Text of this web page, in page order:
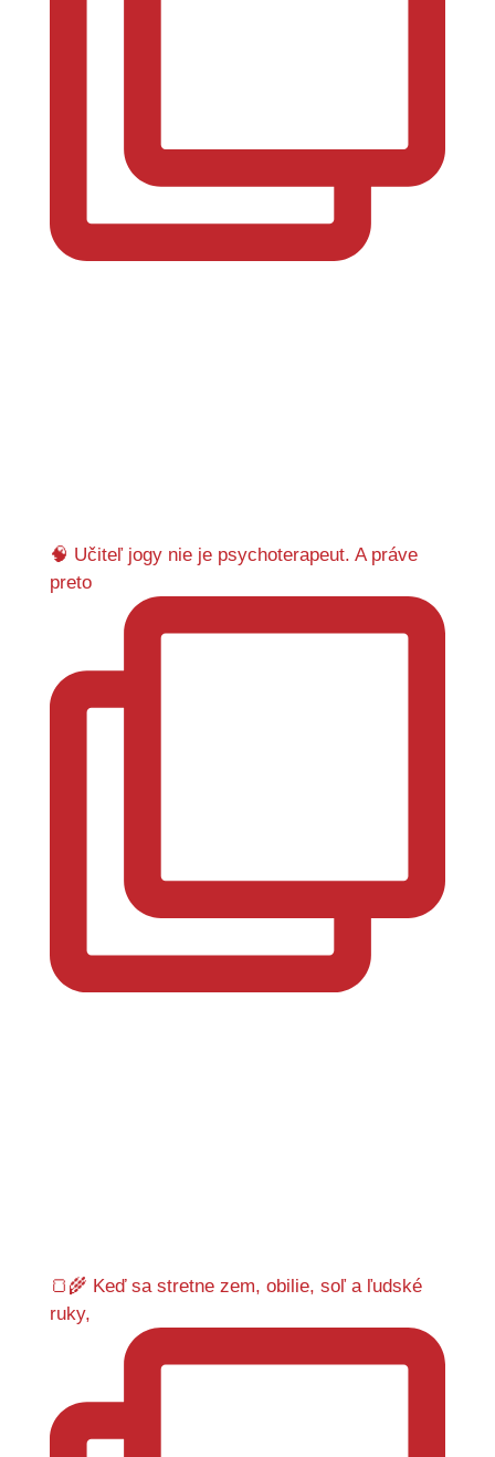
🧠 Učiteľ jogy nie je psychoterapeut. A práve
preto
🍞🌾 Keď sa stretne zem, obilie, soľ a ľudské
ruky,